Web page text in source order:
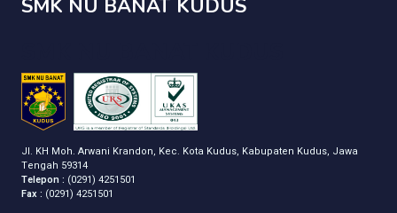
SMK NU BANAT KUDUS
Jl. KH Moh. Arwani Krandon, Kec. Kota Kudus, Kabupaten Kudus, Jawa
Tengah 59314
Telepon : (0291) 4251501
Fax : (0291) 4251501